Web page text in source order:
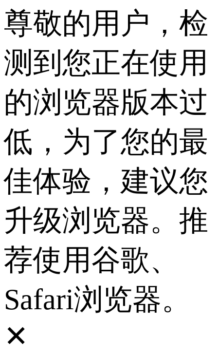
尊敬的用户，检
测到您正在使用
的浏览器版本过
低，为了您的最
佳体验，建议您
升级浏览器。推
荐使用谷歌、
Safari浏览器。
✕